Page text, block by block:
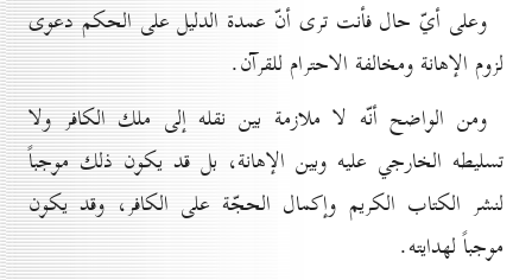
وعلى أيّ حال فأنت ترى أنّ عمدة الدليل على الحكم دعوى
لزوم الإهانة ومخالفة الاحترام للقرآن.
ومن الواضح أنّه لا ملازمة بين نقله إلى ملك الكافر ولا
تسليطه الخارجي عليه وبين الإهانة، بل قد يكون ذلك موجباً
لنشر الكتاب الكريم وإكمال الحجّة على الكافر، وقد يكون
موجباً لهدايته.